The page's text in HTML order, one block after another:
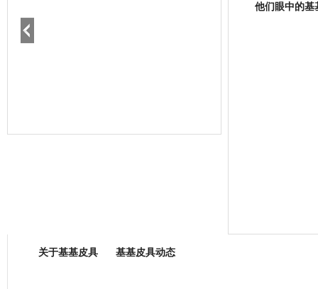
他们眼中的基
关于基基皮具 基基皮具动态